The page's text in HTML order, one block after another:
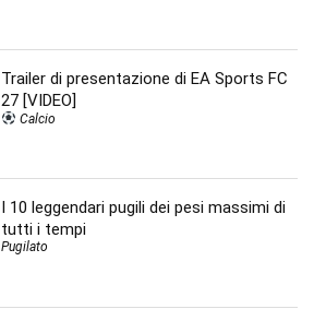
Trailer di presentazione di EA Sports FC
27 [VIDEO]
Calcio
I 10 leggendari pugili dei pesi massimi di
tutti i tempi
Pugilato